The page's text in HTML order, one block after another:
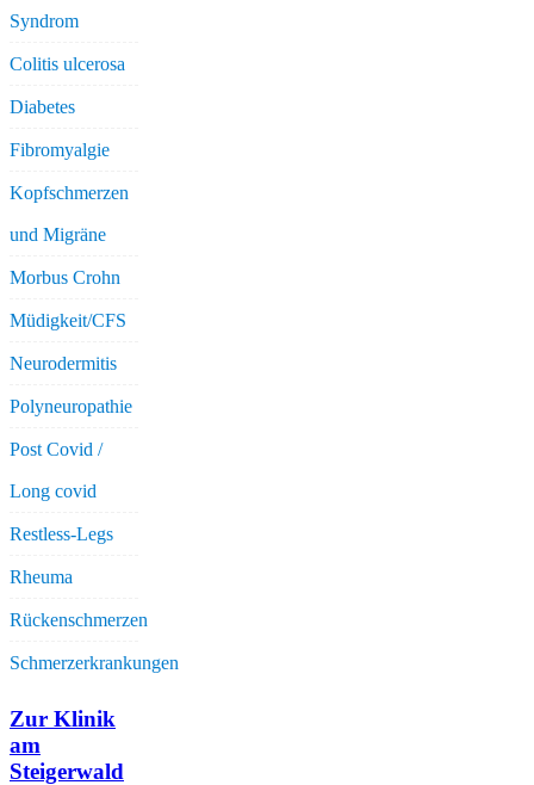
Syndrom
Colitis ulcerosa
Diabetes
Fibromyalgie
Kopfschmerzen
und Migräne
Morbus Crohn
Müdigkeit/CFS
Neurodermitis
Polyneuropathie
Post Covid /
Long covid
Restless-Legs
Rheuma
Rückenschmerzen
Schmerzerkrankungen
Zur Klinik
am
Steigerwald